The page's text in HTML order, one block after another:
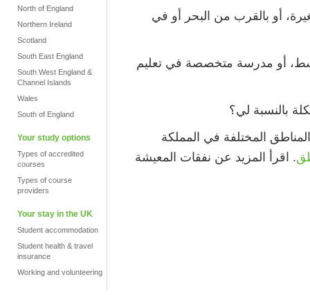
North of England
Northern Ireland
Scotland
South East England
South West England &
Channel Islands
Wales
South of England
Your study options
Types of accredited
courses
Types of course
providers
Your stay in the UK
Student accommodation
Student health & travel
insurance
Working and volunteering
أو بالقرب من البحر أو في
أو مدرسة متخصصة في تعليم
بالنسبة لي؟
المختلفة في المملكة
. اقرأ المزيد عن نفقات المعيشة